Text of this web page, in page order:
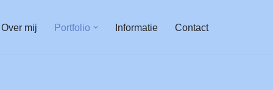
Over mij Portfolio Informatie Contact